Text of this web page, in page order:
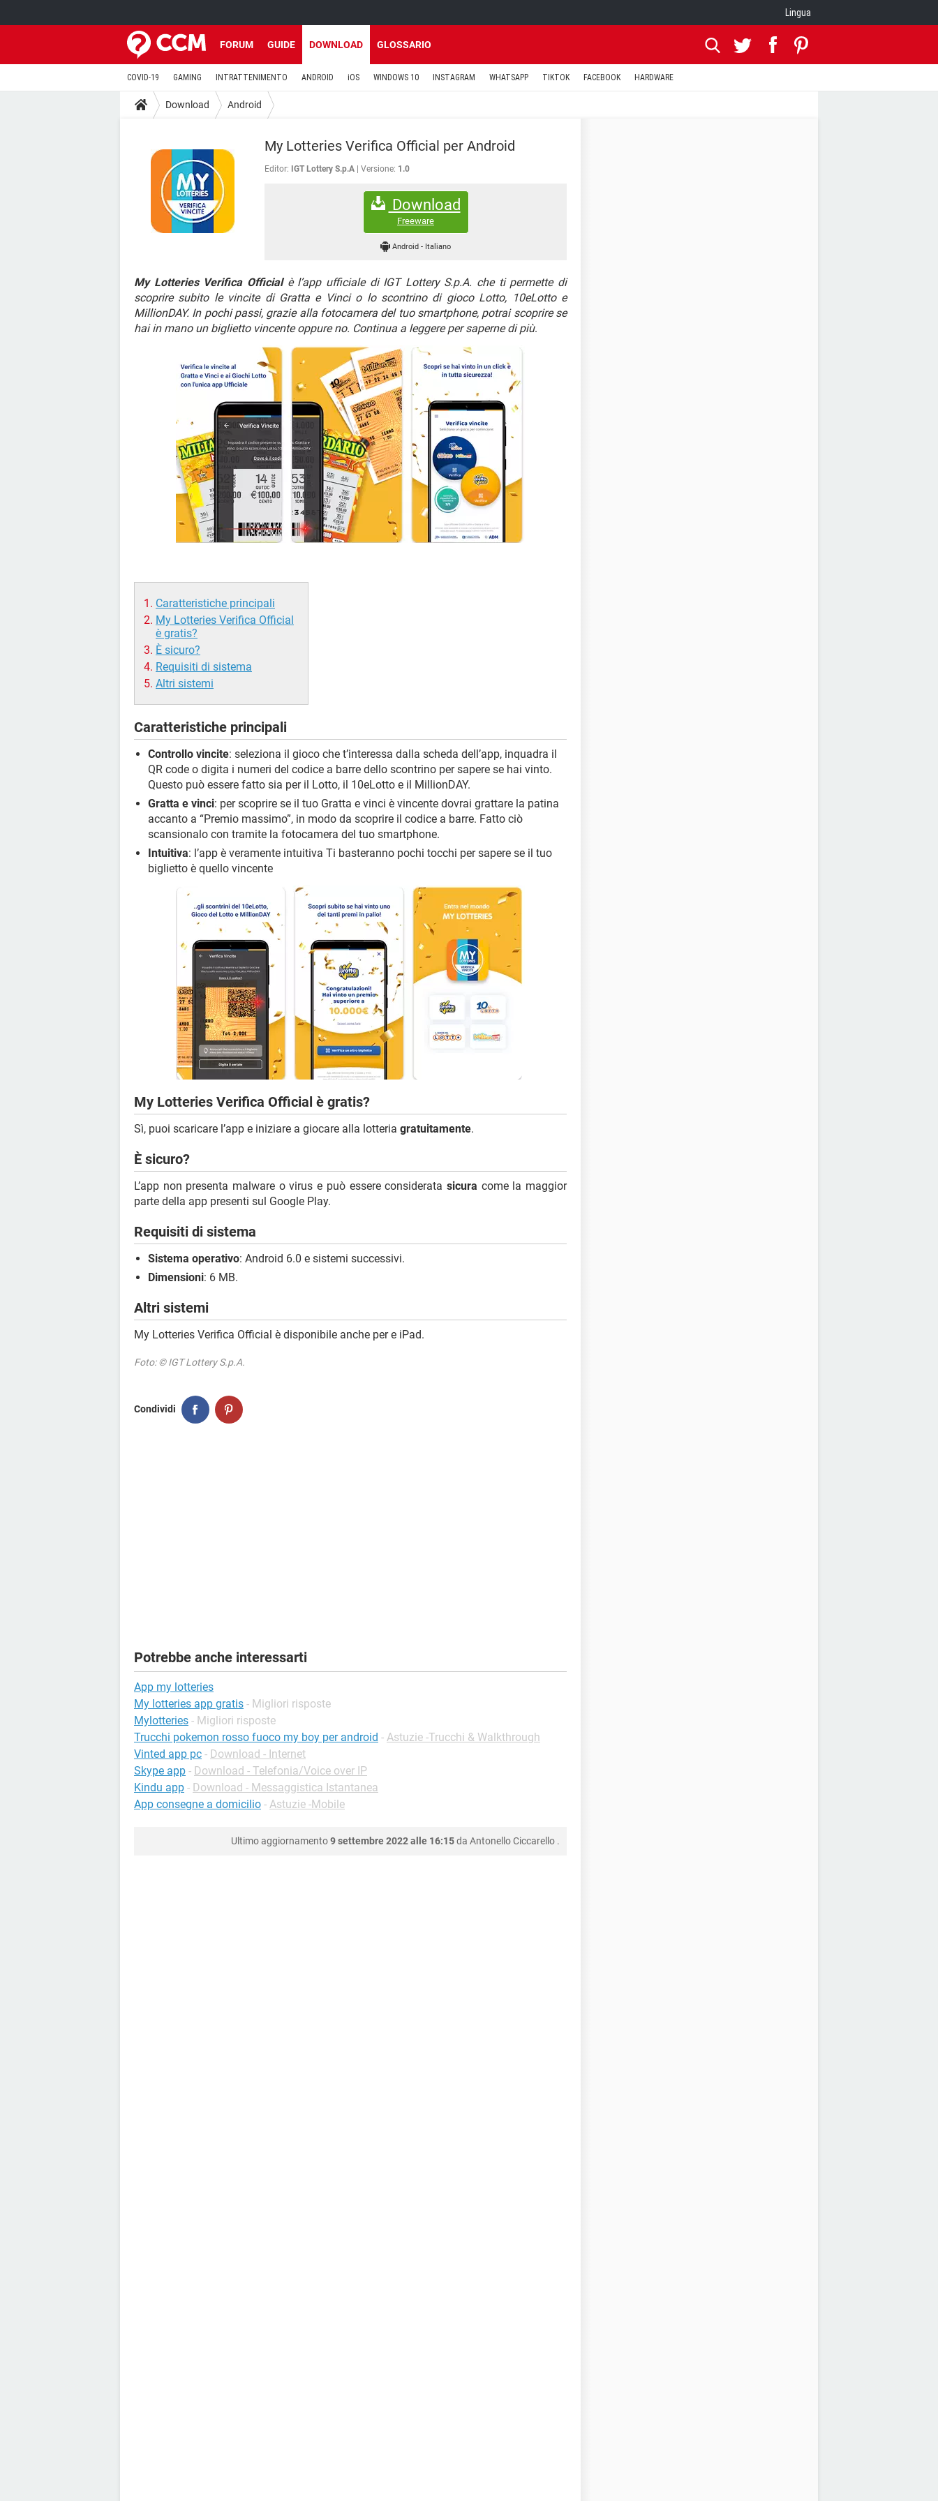
Lingua
FORUM GUIDE DOWNLOAD GLOSSARIO
COVID-19 GAMING INTRATTENIMENTO ANDROID iOS WINDOWS 10 INSTAGRAM WHATSAPP TIKTOK FACEBOOK HARDWARE
Download Android
My Lotteries Verifica Official per Android
Editor: IGT Lottery S.p.A Versione: 1.0
Download
Freeware
Android- Italiano
My Lotteries Verifica Officialè l’app ufficiale di IGT Lottery S.p.A. che ti permette di
scoprire subito le vincite di Gratta e Vinci o lo scontrino di gioco Lotto, 10eLotto e
MillionDAY. In pochi passi, grazie alla fotocamera del tuo smartphone, potrai scoprire se
hai in mano un biglietto vincente oppure no. Continua a leggere per saperne di più.
Caratteristiche principali
My Lotteries Verifica Official
è gratis?
È sicuro?
Requisiti di sistema
Altri sistemi
Caratteristiche principali
Controllo vincite: seleziona il gioco che t’interessa dalla scheda dell’app, inquadra il
QR code o digita i numeri del codice a barre dello scontrino per sapere se hai vinto.
Questo può essere fatto sia per il Lotto, il 10eLotto e il MillionDAY.
Gratta e vinci: per scoprire se il tuo Gratta e vinci è vincente dovrai grattare la patina
accanto a “Premio massimo”, in modo da scoprire il codice a barre. Fatto ciò
scansionalo con tramite la fotocamera del tuo smartphone.
Intuitiva: l’app è veramente intuitiva Ti basteranno pochi tocchi per sapere se il tuo
biglietto è quello vincente
My Lotteries Verifica Official è gratis?
Sì, puoi scaricare l’app e iniziare a giocare alla lotteria gratuitamente.
È sicuro?
L’app non presenta malware o virus e può essere considerata sicura come la maggior
parte della app presenti sul Google Play.
Requisiti di sistema
Sistema operativo: Android 6.0 e sistemi successivi.
Dimensioni: 6 MB.
Altri sistemi
My Lotteries Verifica Official è disponibile anche per e iPad.
Foto: © IGT Lottery S.p.A.
Condividi
Potrebbe anche interessarti
App my lotteries
My lotteries app gratis - Migliori risposte
Mylotteries - Migliori risposte
Trucchi pokemon rosso fuoco my boy per android - Astuzie -Trucchi & Walkthrough
Vinted app pc - Download - Internet
Skype app - Download - Telefonia/Voice over IP
Kindu app - Download - Messaggistica Istantanea
App consegne a domicilio - Astuzie -Mobile
Ultimo aggiornamento9 settembre 2022 alle 16:15da Antonello Ciccarello .